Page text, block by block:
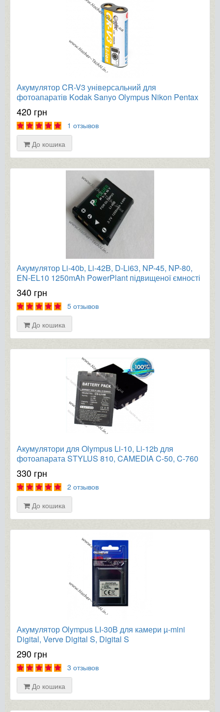
Акумулятор CR-V3 універсальний для
фотоапаратів Kodak Sanyo Olympus Nikon Pentax
та ін.
420 грн
1 отзывов
До кошика
Акумулятор Li-40b, Li-42B, D-Li63, NP-45, NP-80,
EN-EL10 1250mAh PowerPlant підвищеної ємності
340 грн
5 отзывов
До кошика
Акумулятори для Olympus Li-10, Li-12b для
фотоапарата STYLUS 810, CAMEDIA C-50, C-760
Ultra Zoom, μ 800
330 грн
2 отзывов
До кошика
Акумулятор Olympus LI-30B для камери µ-mini
Digital, Verve Digital S, Digital S
290 грн
3 отзывов
До кошика